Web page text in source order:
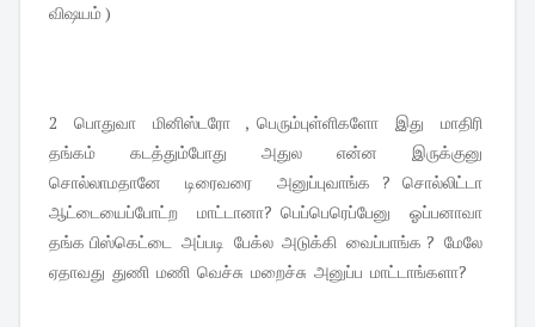
விஷயம் )
2 பொதுவா மினிஸ்டரோ , பெரும்புள்ளிகளோ இது மாதிரி
தங்கம் கடத்தும்போது அதுல என்ன இருக்குனு
சொல்லாமதானே டிரைவரை அனுப்புவாங்க ? சொல்லிட்டா
ஆட்டையைப்போட்ற மாட்டானா? பெப்பெரெப்பேனு ஓப்பனாவா
தங்க பிஸ்கெட்டை அப்படி பேக்ல அடுக்கி வைப்பாங்க ? மேலே
ஏதாவது துணி மணி வெச்சு மறைச்சு அனுப்ப மாட்டாங்களா?